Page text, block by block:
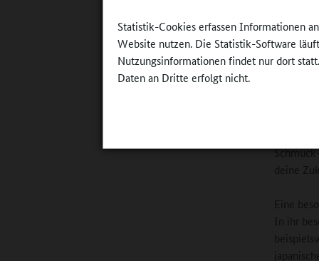
Statistik-Cookies erfassen Informationen
Website nutzen. Die Statistik-Software
Nutzungsinformationen findet nur dort
Daten an Dritte erfolgt nicht.
„Big in
Im
eine
deine
Eine
In ihr